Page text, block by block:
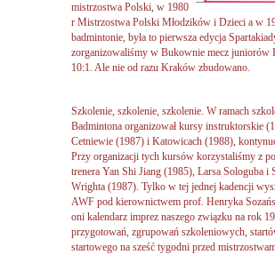
mistrzostwa Polski, w 1980
r Mistrzostwa Polski Młodzików i Dzieci a w
badmintonie, była to pierwsza edycja
zorganizowaliśmy w Bukownie mecz
10:1. Ale nie od razu Kraków zbudowano.
Szkolenie, szkolenie, szkolenie. W ramach
Badmintona organizował kursy
Cetniewie (1987) i Katowicach (1988),
Przy organizacji tych kursów korzystaliśmy z
trenera Yan Shi Jiang (1985), Larsa Sologuba i
Wrighta (1987). Tylko w tej jednej kadencji
AWF pod kierownictwem prof. Henryka
oni kalendarz imprez naszego związku na rok
przygotowań, zgrupowań szkoleniowych,
startowego na sześć tygodni przed